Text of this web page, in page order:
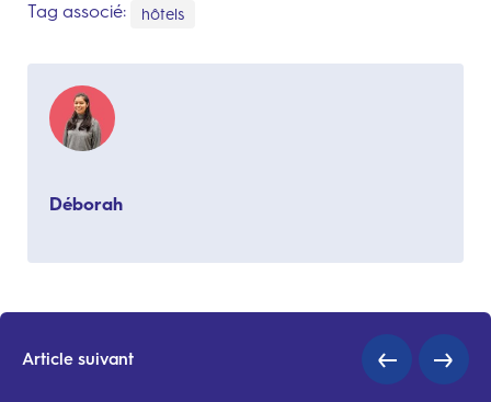
Tag associé: hôtels
Déborah
Article suivant